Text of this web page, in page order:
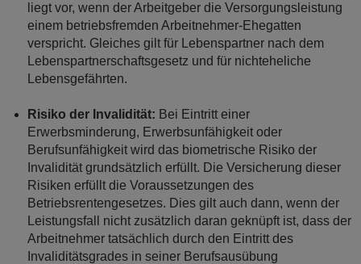
liegt vor, wenn der Arbeitgeber die Versorgungsleistung
einem betriebsfremden Arbeitnehmer-Ehegatten
verspricht. Gleiches gilt für Lebenspartner nach dem
Lebenspartnerschaftsgesetz und für nichteheliche
Lebensgefährten.
Risiko der Invalidität: Bei Eintritt einer
Erwerbsminderung, Erwerbsunfähigkeit oder
Berufsunfähigkeit wird das biometrische Risiko der
Invalidität grundsätzlich erfüllt. Die Versicherung dieser
Risiken erfüllt die Voraussetzungen des
Betriebsrentengesetzes. Dies gilt auch dann, wenn der
Leistungsfall nicht zusätzlich daran geknüpft ist, dass der
Arbeitnehmer tatsächlich durch den Eintritt des
Invaliditätsgrades in seiner Berufsausübung